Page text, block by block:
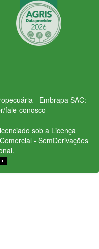
- Embrapa SAC:
fale-conosco
sob a Licença
- SemDerivações